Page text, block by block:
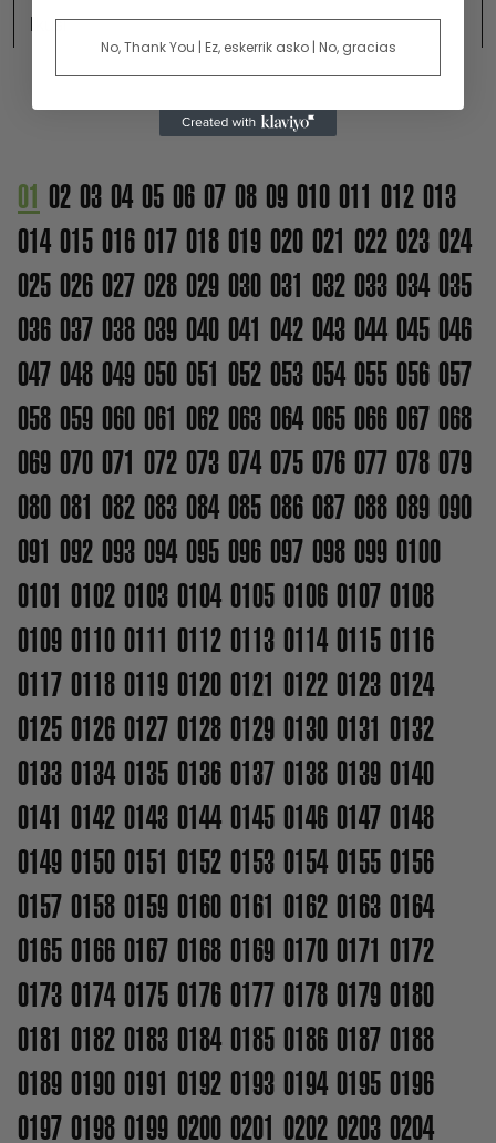
Ikusi
01 02 03 04 05 06 07 08 09 010 011 012 013
014 015 016 017 018 019 020 021 022 023 024
025 026 027 028 029 030 031 032 033 034 035
036 037 038 039 040 041 042 043 044 045 046
047 048 049 050 051 052 053 054 055 056 057
058 059 060 061 062 063 064 065 066 067 068
069 070 071 072 073 074 075 076 077 078 079
080 081 082 083 084 085 086 087 088 089 090
091 092 093 094 095 096 097 098 099 0100
0101 0102 0103 0104 0105 0106 0107 0108
0109 0110 0111 0112 0113 0114 0115 0116
0117 0118 0119 0120 0121 0122 0123 0124
0125 0126 0127 0128 0129 0130 0131 0132
0133 0134 0135 0136 0137 0138 0139 0140
0141 0142 0143 0144 0145 0146 0147 0148
0149 0150 0151 0152 0153 0154 0155 0156
0157 0158 0159 0160 0161 0162 0163 0164
0165 0166 0167 0168 0169 0170 0171 0172
0173 0174 0175 0176 0177 0178 0179 0180
0181 0182 0183 0184 0185 0186 0187 0188
0189 0190 0191 0192 0193 0194 0195 0196
0197 0198 0199 0200 0201 0202 0203 0204
No, Thank You | Ez, eskerrik asko | No, gracias